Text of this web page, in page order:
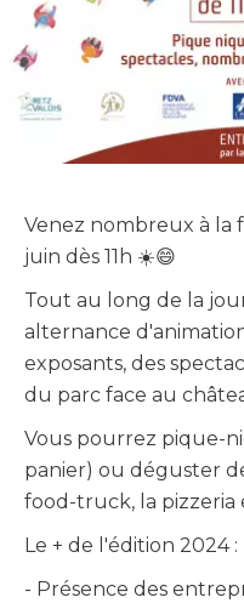
Venez nombreux à la
juin dès 11h ☀️😄
Tout au long de la
alternance
exposants, des
du parc face au
Vous pourrez pique-
panier) ou déguster
food-truck, la pizzeria
Le + de l'édition 2024 :
- Présence des